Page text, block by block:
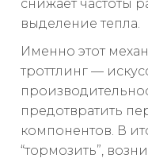
снижает частоты
выделение тепла.
Именно этот
троттлинг —
предотвратить
компонентов. В
“тормозить”,